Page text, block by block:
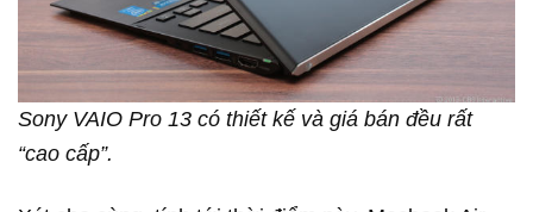
Sony VAIO Pro 13 có thiết kế và giá bán đều rất
“cao cấp”.